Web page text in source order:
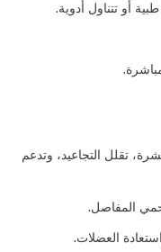
أو تتناول أدوية.
تقلل التجاعيد، وتدعم
المفاصل.
العضلات.